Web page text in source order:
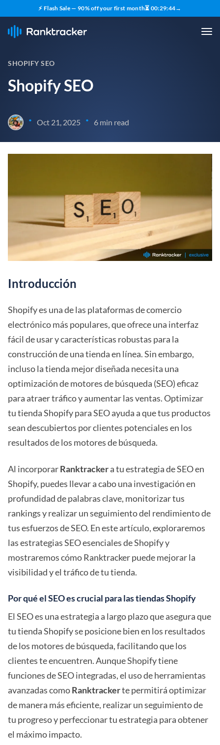
⚡ Flash Sale — 90% off your first month⏳ 00:29:43→
SHOPIFY SEO
Shopify SEO
• Oct 21, 2025 • 6 min read
Introducción
Shopify es una de las plataformas de comercio
electrónico más populares, que ofrece una interfaz
fácil de usar y características robustas para la
construcción de una tienda en línea. Sin embargo,
incluso la tienda mejor diseñada necesita una
optimización de motores de búsqueda (SEO) eficaz
para atraer tráfico y aumentar las ventas. Optimizar
tu tienda Shopify para SEO ayuda a que tus productos
sean descubiertos por clientes potenciales en los
resultados de los motores de búsqueda.
Al incorporarRanktrackera tu estrategia de SEO en
Shopify, puedes llevar a cabo una investigación en
profundidad de palabras clave, monitorizar tus
rankings y realizar un seguimiento del rendimiento de
tus esfuerzos de SEO. En este artículo, exploraremos
las estrategias SEO esenciales de Shopify y
mostraremos cómo Ranktracker puede mejorar la
visibilidad y el tráfico de tu tienda.
Por qué el SEO es crucial para las tiendas Shopify
El SEO es una estrategia a largo plazo que asegura que
tu tienda Shopify se posicione bien en los resultados
de los motores de búsqueda, facilitando que los
clientes te encuentren. Aunque Shopify tiene
funciones de SEO integradas, el uso de herramientas
avanzadas comoRanktrackerte permitirá optimizar
de manera más eficiente, realizar un seguimiento de
tu progreso y perfeccionar tu estrategia para obtener
el máximo impacto.